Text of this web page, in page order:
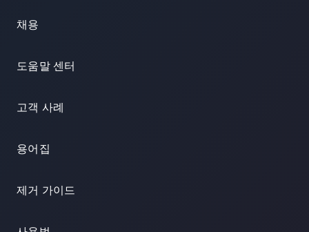
채용
도움말 센터
고객 사례
용어집
제거 가이드